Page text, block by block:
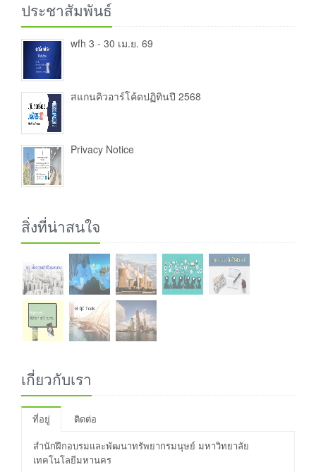
ประชาสัมพันธ์
wfh 3 - 30 เม.ย. 69
สแกนคิวอาร์โค้ดปฏิทินปี 2568
Privacy Notice
สิ่งที่น่าสนใจ
เกี่ยวกับเรา
ที่อยู่
ติดต่อ
สำนักฝึกอบรมและพัฒนาทรัพยากรมนุษย์ มหาวิทยาลัย
เทคโนโลยีมหานคร